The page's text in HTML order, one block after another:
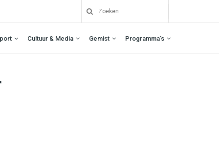
Cultuur & Media Gemist Programma’s